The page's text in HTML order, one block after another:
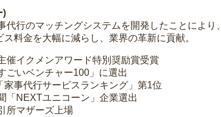
)
代行のマッチングシステムを開発したことによ
料金を大幅に減らし、業界の革新に貢献。
イクメンアワード特別奨励賞受賞
いベンチャー100」に選出
事代行サービスランキング」第1位
NEXTユニコーン」企業選出
所マザーズ上場